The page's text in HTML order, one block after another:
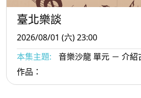
臺北樂談
2026/08/01 (六) 23:00
本集主題:
音樂沙龍 單元 － 介紹古典音樂浪漫迷人的
作品：